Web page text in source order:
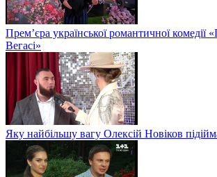
Прем’єра української романтичної комедії
Вегасі»
Яку найбільшу вагу Олексій Новіков